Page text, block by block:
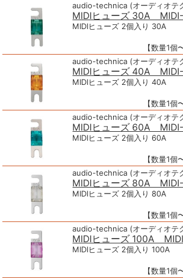
audio-technica (オーディオテ
MIDIヒューズ 30A
MIDIヒューズ 2個入り 30A
【数量1個
audio-technica (オーディオテ
MIDIヒューズ 40A
MIDIヒューズ 2個入り 40A
【数量1個
audio-technica (オーディオテ
MIDIヒューズ 60A
MIDIヒューズ 2個入り 60A
【数量1個
audio-technica (オーディオテ
MIDIヒューズ 80A
MIDIヒューズ 2個入り 80A
【数量1個
audio-technica (オーディオテ
MIDIヒューズ 100A
MIDIヒューズ 2個入り 100A
【数量1個